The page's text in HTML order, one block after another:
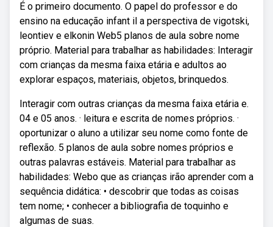
É o primeiro documento. O papel do professor e do
ensino na educação infant il a perspectiva de vigotski,
leontiev e elkonin Web5 planos de aula sobre nome
próprio. Material para trabalhar as habilidades: Interagir
com crianças da mesma faixa etária e adultos ao
explorar espaços, materiais, objetos, brinquedos.
Interagir com outras crianças da mesma faixa etária e.
04 e 05 anos. · leitura e escrita de nomes próprios. ·
oportunizar o aluno a utilizar seu nome como fonte de
reflexão. 5 planos de aula sobre nomes próprios e
outras palavras estáveis. Material para trabalhar as
habilidades: Webo que as crianças irão aprender com a
sequência didática: • descobrir que todas as coisas
tem nome; • conhecer a bibliografia de toquinho e
algumas de suas.